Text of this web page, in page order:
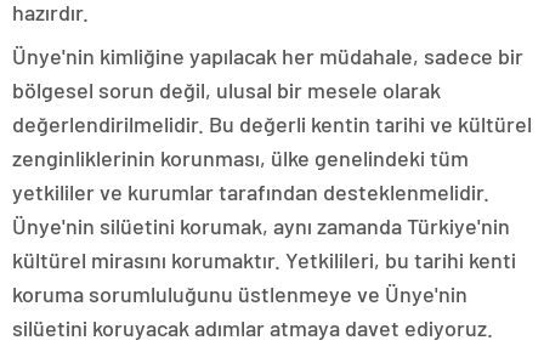
hazırdır.
Ünye'nin kimliğine yapılacak her müdahale, sadece bir
bölgesel sorun değil, ulusal bir mesele olarak
değerlendirilmelidir. Bu değerli kentin tarihi ve kültürel
zenginliklerinin korunması, ülke genelindeki tüm
yetkililer ve kurumlar tarafından desteklenmelidir.
Ünye'nin silüetini korumak, aynı zamanda Türkiye'nin
kültürel mirasını korumaktır. Yetkilileri, bu tarihi kenti
koruma sorumluluğunu üstlenmeye ve Ünye'nin
silüetini koruyacak adımlar atmaya davet ediyoruz.